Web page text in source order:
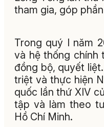
tham gia, góp
Trong quý I năm
và hệ thống chính
đồng bộ, quyết
triệt và thực hiện
quốc lần thứ XIV
tập và làm theo
Hồ Chí Minh.